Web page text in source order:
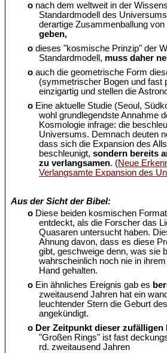
o nach dem weltweit in der
Standardmodell des
derartige Zusammenballung
geben,
o dieses "kosmische Prinzip" der
Standardmodell, muss daher
o auch die geometrische Form
(symmetrischer Bogen und fast
einzigartig und stellen die
o Eine aktuelle Studie (Seoul,
wohl grundlegendste Annahme
Kosmologie infrage: die
Universums. Demnach deuten
dass sich die Expansion des
beschleunigt,sondern bereits
zu verlangsamen. (Neue
Verlangsamte Expansion des
Aus der Sicht der Bibel:
o Diese beiden kosmischen
entdeckt, als die Forscher das
Quasaren untersucht haben.
Ahnung davon, dass es diese
gibt, geschweige denn, was sie
wahrscheinlich noch nie in
Hand gehalten.
o Ein ähnliches Ereignis gab es
zweitausend Jahren hat ein
leuchtender Stern die Geburt
angekündigt.
o Der Zeitpunkt dieser zufälligen
"Großen Rings" ist fast
rd. zweitausend Jahren